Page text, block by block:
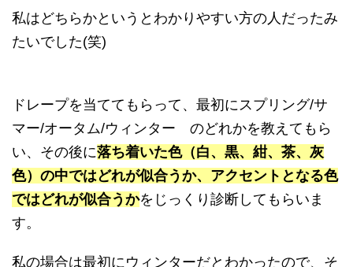
私はどちらかというとわかりやすい方の人だったみ
たいでした(笑)
ドレープを当ててもらって、最初にスプリング/サ
マー/オータム/ウィンター のどれかを教えてもら
い、その後に落ち着いた色（白、黒、紺、茶、灰
色）の中ではどれが似合うか、アクセントとなる色
ではどれが似合うかをじっくり診断してもらいま
す。
私の場合は最初にウィンターだとわかったので、そ